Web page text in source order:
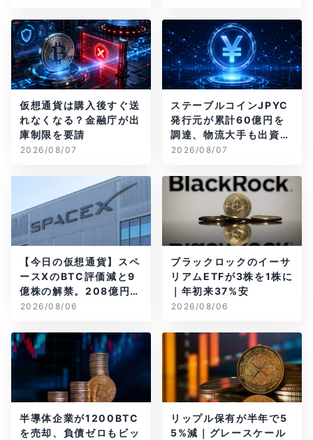
仮想通貨は購入後すぐ送
れなくなる？金融庁が出
庫制限を要請
2026/08/07
ステーブルコインJPYC
発行元が累計60億円を
調達、物流大手も出資参
画
2026/08/07
【今日の仮想通貨】スペ
ースXのBTC評価減と9
億株の解禁。208億円相
当のBTCが盗難
2026/08/06
ブラックロックのイーサ
リアムETFが3株を1株に
｜年初来37%安
2026/08/06
半導体企業が1200BTC
を売却、負債ゼロもビッ
リップル保有が半年で5
5%減｜グレースケール